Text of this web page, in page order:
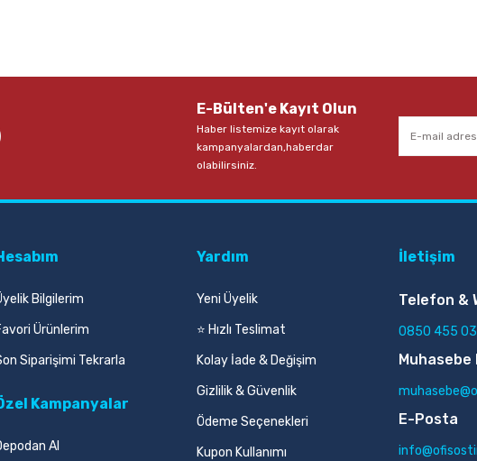
E-Bülten'e Kayıt Olun
Haber listemize kayıt olarak
kampanyalardan,haberdar
olabilirsiniz.
Bilgilerim
Ürünlerim
Siparişimi Tekrarla
Kampanyalar
Al
Yardım
Yeni Üyelik
⭐ Hızlı Teslimat
Kolay İade & Değişim
Gizlilik & Güvenlik
Ödeme Seçenekleri
Kupon Kullanımı
İletişim
Telefon &
0850 455
E-Posta